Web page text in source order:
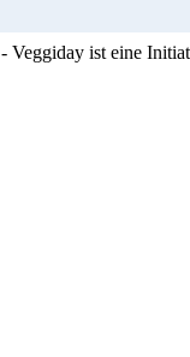
- Veggiday ist eine